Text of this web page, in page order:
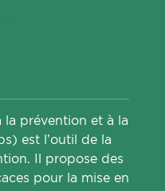
la prévention et à la
est l’outil de la
Il propose des
pour la mise en